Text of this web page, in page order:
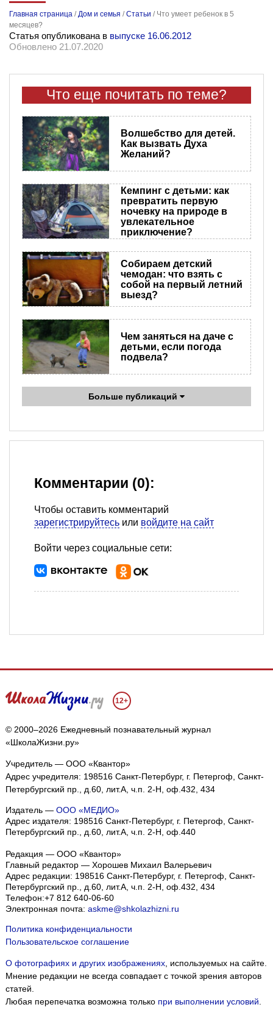
Главная страница /Дом и семья /Статьи / Что умеет ребенок в 5
месяцев?
Статья опубликована в выпуске 16.06.2012
Обновлено 21.07.2020
Что еще почитать по теме?
Волшебство для детей.
Как вызвать Духа
Желаний?
Кемпинг с детьми: как
превратить первую
ночевку на природе в
увлекательное
приключение?
Собираем детский
чемодан: что взять с
собой на первый летний
выезд?
Чем заняться на даче с
детьми, если погода
подвела?
Больше публикаций
Комментарии (0):
Чтобы оставить комментарий
зарегистрируйтесь или войдите на сайт
Войти через социальные сети:
12+
© 2000–2026 Ежедневный познавательный журнал
«ШколаЖизни.ру»
Учредитель — ООО «Квантор»
Адрес учредителя: 198516 Санкт-Петербург, г. Петергоф, Санкт-
Петербургский пр., д.60, лит.А, ч.п. 2-Н, оф.432, 434
Издатель — ООО «МЕДИО»
Адрес издателя: 198516 Санкт-Петербург, г. Петергоф, Санкт-
Петербургский пр., д.60, лит.А, ч.п. 2-Н, оф.440
Редакция — ООО «Квантор»
Главный редактор — Хорошев Михаил Валерьевич
Адрес редакции: 198516 Санкт-Петербург, г. Петергоф Санкт-
Петербургский пр., д.60, лит.А, ч.п. 2-Н, оф.432, 434
Телефон:+7 812 640-06-60
Электронная почта: askme@shkolazhizni.ru
Политика конфиденциальности
Пользовательское соглашение
О фотографиях и других изображениях, используемых на сайте.
Мнение редакции не всегда совпадает с точкой зрения авторов
статей.
Любая перепечатка возможна только при выполнении условий